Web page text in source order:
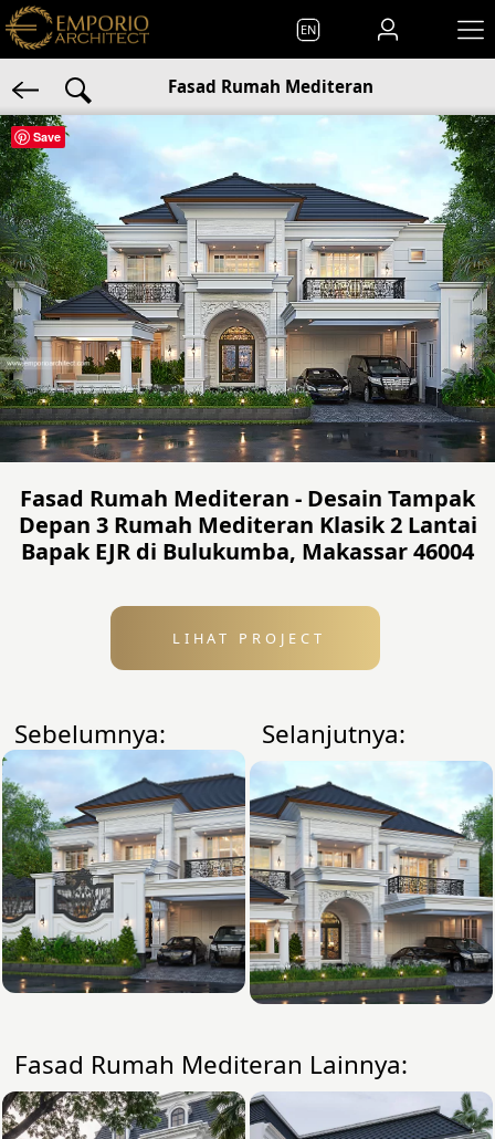
EN
Fasad Rumah Mediteran
Fasad Rumah Mediteran - Desain Tampak
Depan 3 Rumah Mediteran Klasik 2 Lantai
Bapak EJR di Bulukumba, Makassar 46004
LIHAT PROJECT
Sebelumnya: Selanjutnya:
Fasad Rumah Mediteran Lainnya:
Save